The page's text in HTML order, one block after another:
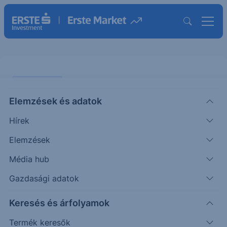
Elemzések és adatok
Hírek
Elemzések
Média hub
Gazdasági adatok
Keresés és árfolyamok
Termék keresők
Zoltán
A határzár rövid ideig való kinyílása ismét